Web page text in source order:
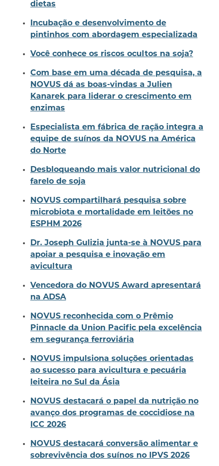
dietas
Incubação e desenvolvimento de
pintinhos com abordagem especializada
Você conhece os riscos ocultos na soja?
Com base em uma década de pesquisa, a
NOVUS dá as boas-vindas a Julien
Kanarek para liderar o crescimento em
enzimas
Especialista em fábrica de ração integra a
equipe de suínos da NOVUS na América
do Norte
Desbloqueando mais valor nutricional do
farelo de soja
NOVUS compartilhará pesquisa sobre
microbiota e mortalidade em leitões no
ESPHM 2026
Dr. Joseph Gulizia junta-se à NOVUS para
apoiar a pesquisa e inovação em
avicultura
Vencedora do NOVUS Award apresentará
na ADSA
NOVUS reconhecida com o Prêmio
Pinnacle da Union Pacific pela excelência
em segurança ferroviária
NOVUS impulsiona soluções orientadas
ao sucesso para avicultura e pecuária
leiteira no Sul da Ásia
NOVUS destacará o papel da nutrição no
avanço dos programas de coccidiose na
ICC 2026
NOVUS destacará conversão alimentar e
sobrevivência dos suínos no IPVS 2026